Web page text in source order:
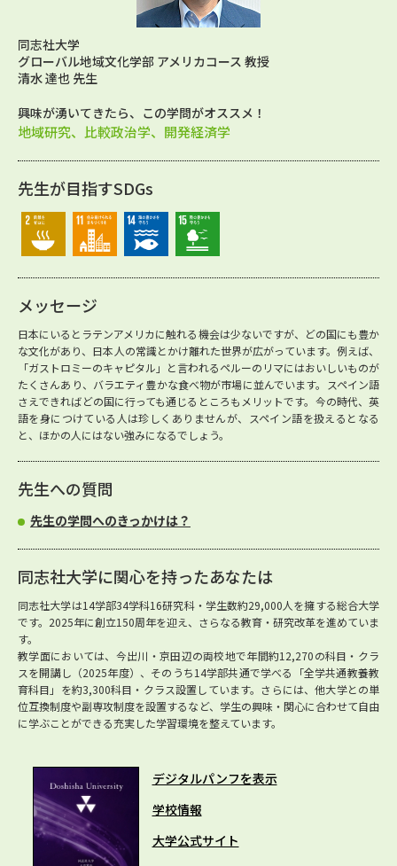
同志社大学
グローバル地域文化学部 アメリカコース 教授
清水 達也 先生
興味が湧いてきたら、この学問がオススメ！
地域研究、比較政治学、開発経済学
先生が目指すSDGs
メッセージ
日本にいるとラテンアメリカに触れる機会は少ないですが、どの国にも豊か
な文化があり、日本人の常識とかけ離れた世界が広がっています。例えば、
「ガストロミーのキャピタル」と言われるペルーのリマにはおいしいものが
たくさんあり、バラエティ豊かな食べ物が市場に並んでいます。スペイン語
さえできればどの国に行っても通じるところもメリットです。今の時代、英
語を身につけている人は珍しくありませんが、スペイン語を扱えるとなる
と、ほかの人にはない強みになるでしょう。
先生への質問
先生の学問へのきっかけは？
同志社大学に関心を持ったあなたは
同志社大学は14学部34学科16研究科・学生数約29,000人を擁する総合大学
です。2025年に創立150周年を迎え、さらなる教育・研究改革を進めていま
す。
教学面においては、今出川・京田辺の両校地で年間約12,270の科目・クラ
スを開講し（2025年度）、そのうち14学部共通で学べる「全学共通教養教
育科目」を約3,300科目・クラス設置しています。さらには、他大学との単
位互換制度や副専攻制度を設置するなど、学生の興味・関心に合わせて自由
に学ぶことができる充実した学習環境を整えています。
デジタルパンフを表示
学校情報
大学公式サイト